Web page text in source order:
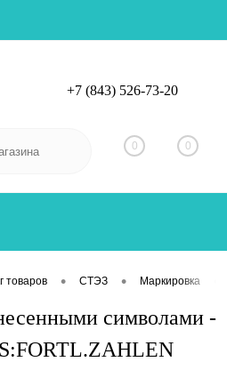
Вход
+7 (843) 526-73-20
0 0
товаров • СТЭЗ • Маркировка
символами -